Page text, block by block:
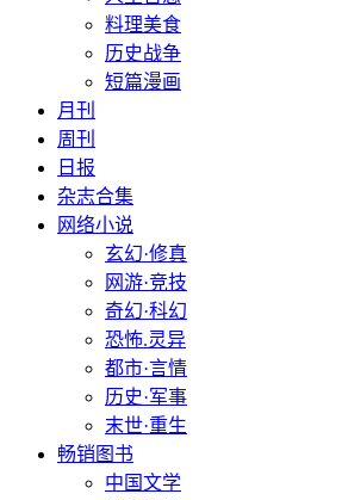
料理美食
历史战争
短篇漫画
月刊
周刊
日报
杂志合集
网络小说
玄幻·修真
网游·竞技
奇幻·科幻
恐怖.灵异
都市·言情
历史·军事
末世·重生
畅销图书
中国文学